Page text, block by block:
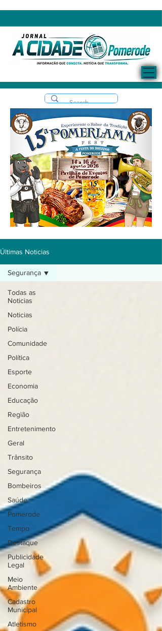
Últimas Noticias
Todas as
Noticias
Noticias
Polícia
Comunidade
Política
Esporte
Economia
Educação
Região
Entretenimento
Geral
Trânsito
Segurança
Bombeiros
Saúde
Pomerode
Tempo
Destaque
Publicidade
Legal
Meio
Ambiente
Cadastro
Municipal
Atletismo
Segurança